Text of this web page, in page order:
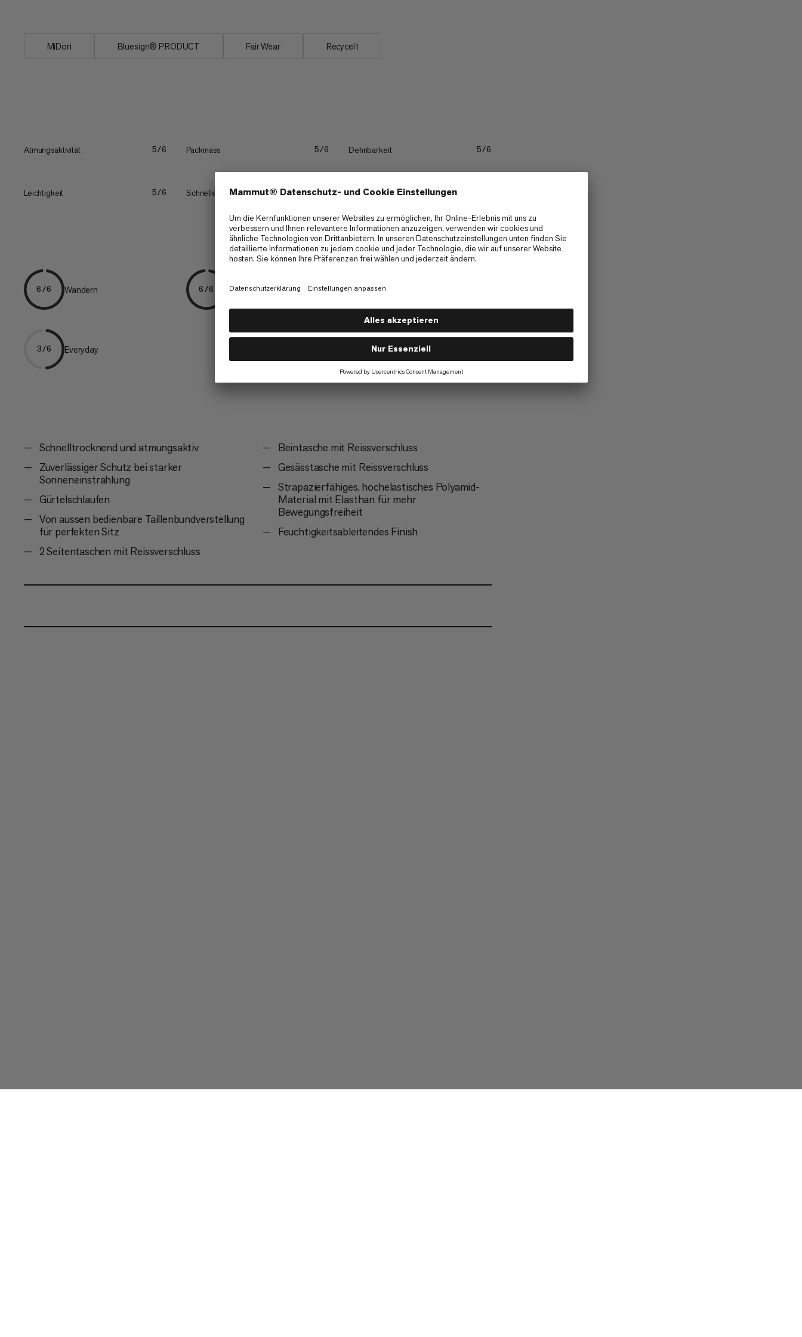
MiDori Bluesign® PRODUCT Fair Wear Recycelt
Atmungsaktivität 5/6 Packmass 5/6 Dehnbarkeit 5/6
Leichtigkeit 5/6 Schnelles Trocknen 5/6 Abriebfestigkeit
6/6 Wandern 6/6 Trekking 3/6
3/6 Everyday
Schnelltrocknend und atmungsaktiv
Zuverlässiger Schutz bei starker
Sonneneinstrahlung
Gürtelschlaufen
Von aussen bedienbare Taillenbundverstellung
für perfekten Sitz
2 Seitentaschen mit Reissverschluss
Beintasche mit Reissverschluss
Gesässtasche mit Reissverschluss
Strapazierfähiges, hochelastisches Polyamid-
Material mit Elasthan für mehr
Bewegungsfreiheit
Feuchtigkeitsableitendes Finish
Runbold IV Pants Women